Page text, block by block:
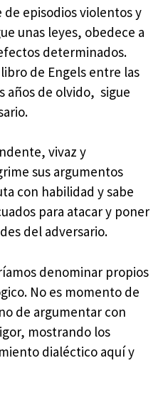
de episodios violentos y
unas leyes, obedece a
determinados.
de Engels entre las
años de olvido, sigue
vivaz y
sus argumentos
con habilidad y sabe
para atacar y poner
del adversario.
denominar propios
No es momento de
de argumentar con
mostrando los
dialéctico aquí y